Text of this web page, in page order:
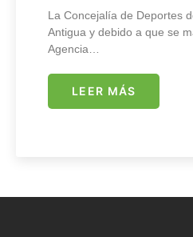
La Concejalía de Deportes
Antigua y debido a que se
Agencia…
LEER MÁS